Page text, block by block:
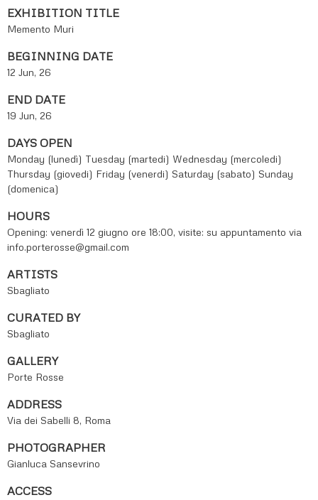
EXHIBITION TITLE
Memento Muri
BEGINNING DATE
12 Jun, 26
END DATE
19 Jun, 26
DAYS OPEN
Monday (lunedì) Tuesday (martedi) Wednesday (mercoledi)
Thursday (giovedi) Friday (venerdi) Saturday (sabato) Sunday
(domenica)
HOURS
Opening: venerdì 12 giugno ore 18:00, visite: su appuntamento via
info.porterosse@gmail.com
ARTISTS
Sbagliato
CURATED BY
Sbagliato
GALLERY
Porte Rosse
ADDRESS
Via dei Sabelli 8, Roma
PHOTOGRAPHER
Gianluca Sansevrino
ACCESS